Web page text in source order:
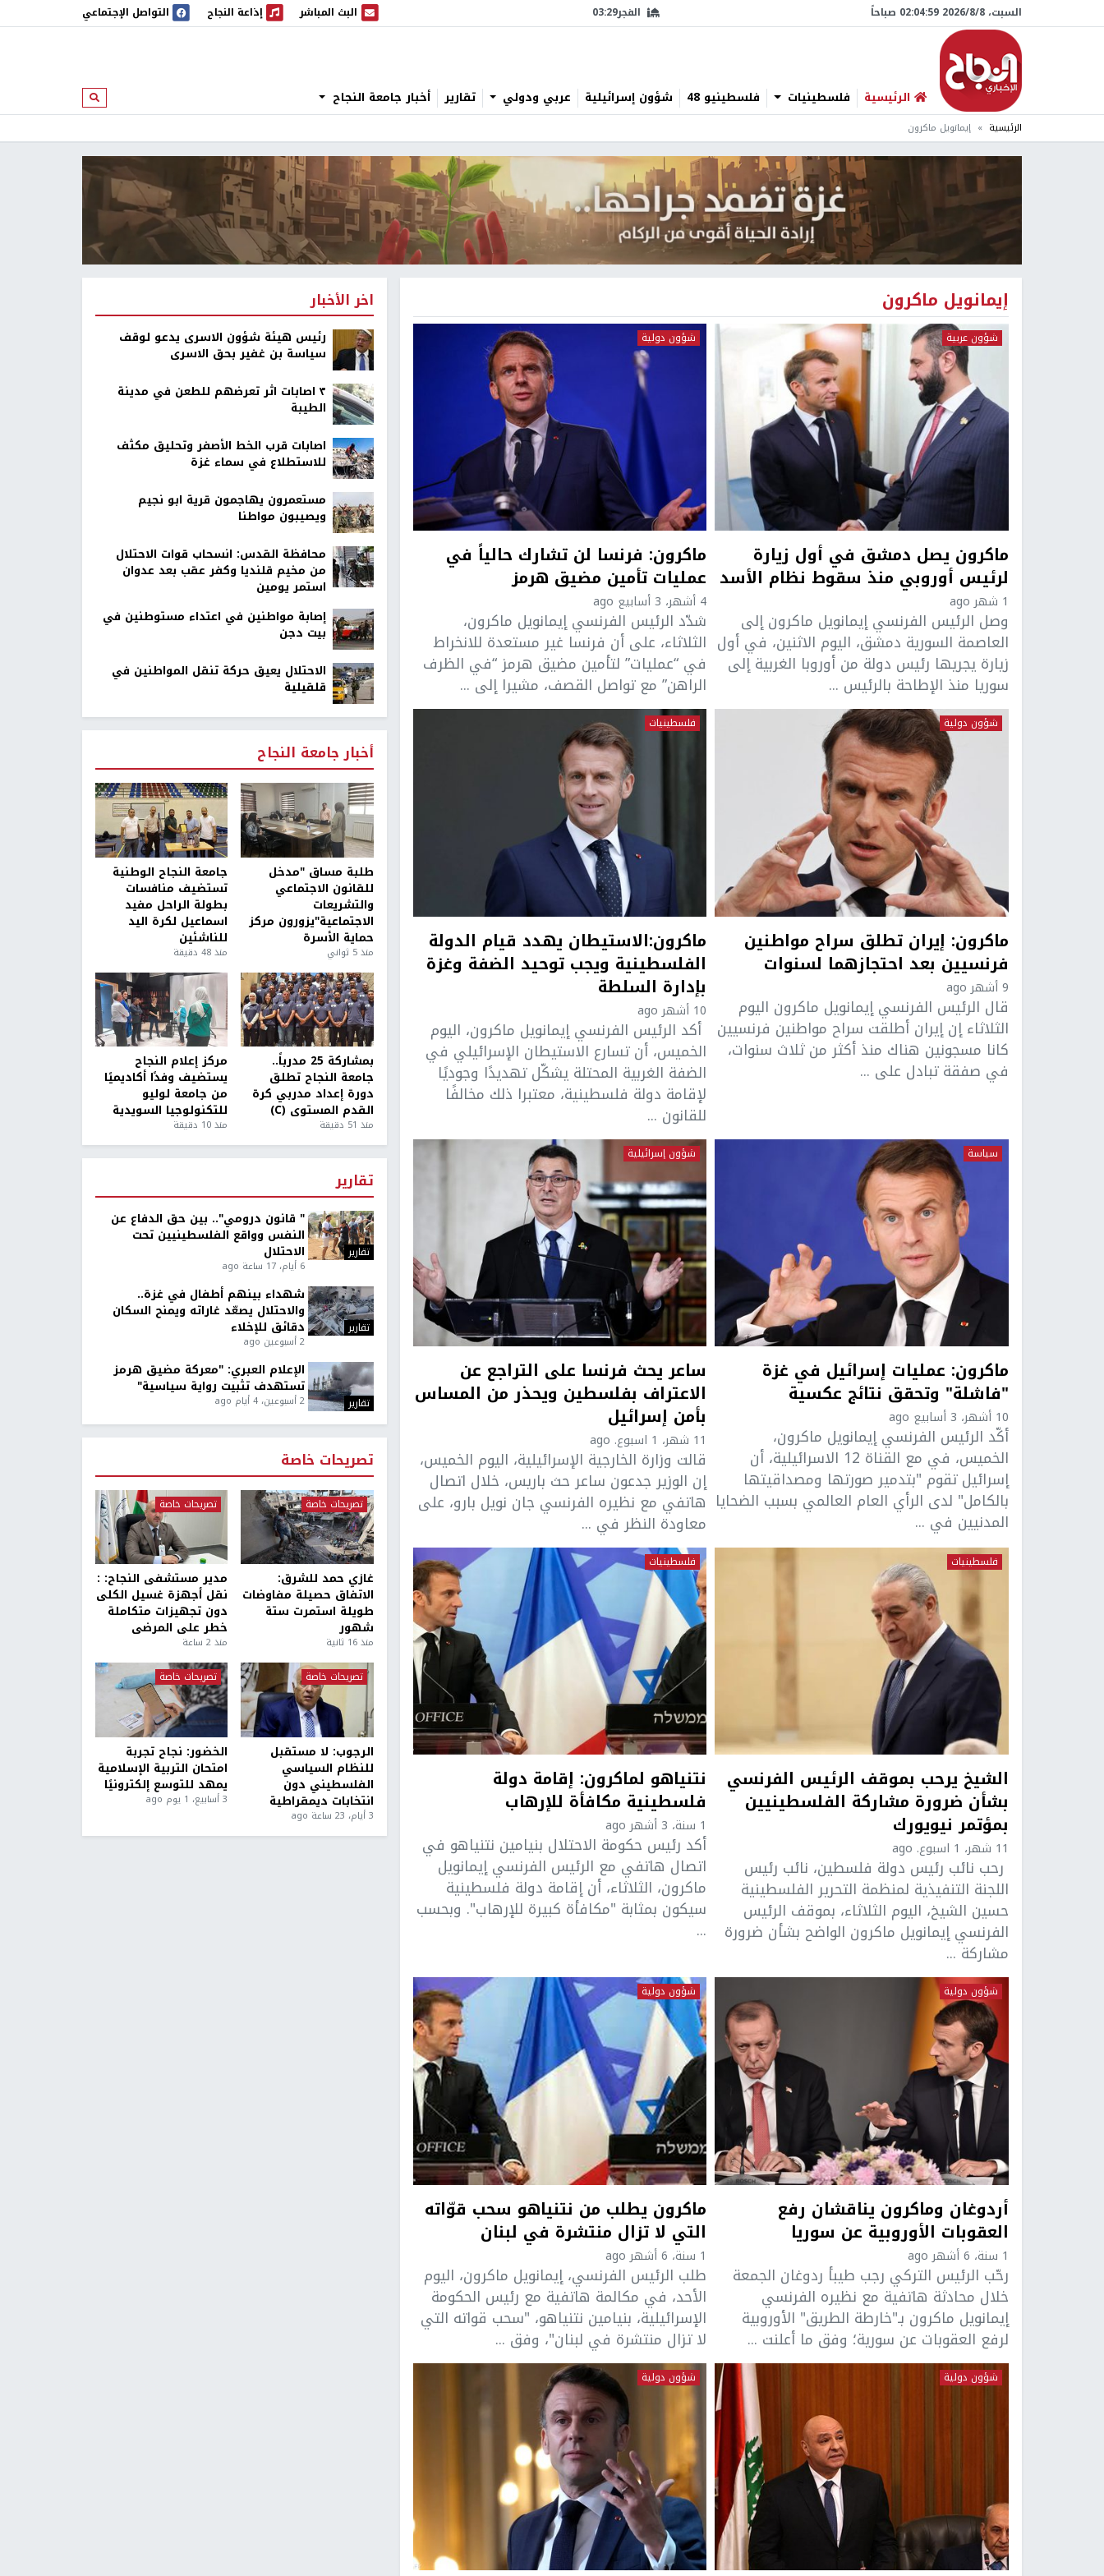
السبت، 8/‏8/‏2026 02:05:00 صباحاً الفجر03:29 البث المباشر
البث المباشر إذاعة النجاح
إذاعة النجاح التواصل الإجتماعي
الرئيسية فلسطينيات فلسطينيو 48 شؤون إسرائيلية عربي ودولي تقارير أخبار جامعة النجاح ابحث
الرئيسية إيمانويل ماكرون
إيمانويل ماكرون
شؤون عربية
ماكرون يصل دمشق في أول زيارة
لرئيس أوروبي منذ سقوط نظام الأسد
1 شهر ago
وصل الرئيس الفرنسي إيمانويل ماكرون إلى
العاصمة السورية دمشق، اليوم الاثنين، في أول
زيارة يجريها رئيس دولة من أوروبا الغربية إلى
سوريا منذ الإطاحة بالرئيس ...
شؤون دولية
ماكرون: فرنسا لن تشارك حالياً في
عمليات تأمين مضيق هرمز
4 أشهر، 3 أسابيع ago
شدّد الرئيس الفرنسي إيمانويل ماكرون،
الثلاثاء، على أن فرنسا غير مستعدة للانخراط
في “عمليات” لتأمين مضيق هرمز “في الظرف
الراهن” مع تواصل القصف، مشيرا إلى ...
شؤون دولية
ماكرون: إيران تطلق سراح مواطنين
فرنسيين بعد احتجازهما لسنوات
9 أشهر ago
قال الرئيس الفرنسي إيمانويل ماكرون اليوم
الثلاثاء إن إيران أطلقت سراح مواطنين فرنسيين
كانا مسجونين هناك منذ أكثر من ثلاث سنوات،
في صفقة تبادل على ...
فلسطينيات
ماكرون:الاستيطان يهدد قيام الدولة
الفلسطينية ويجب توحيد الضفة وغزة
بإدارة السلطة
10 أشهر ago
أكد الرئيس الفرنسي إيمانويل ماكرون، اليوم
الخميس، أن تسارع الاستيطان الإسرائيلي في
الضفة الغربية المحتلة يشكّل تهديدًا وجوديًا
لإقامة دولة فلسطينية، معتبرا ذلك مخالفًا
للقانون ...
سياسة
ماكرون: عمليات إسرائيل في غزة
"فاشلة" وتحقق نتائج عكسية
10 أشهر، 3 أسابيع ago
أكّد الرئيس الفرنسي إيمانويل ماكرون،
الخميس، في مع القناة 12 الاسرائيلية، أن
إسرائيل تقوم "بتدمير صورتها ومصداقيتها
بالكامل" لدى الرأي العام العالمي بسبب الضحايا
المدنيين في ...
شؤون إسرائيلية
ساعر يحث فرنسا على التراجع عن
الاعتراف بفلسطين ويحذر من المساس
بأمن إسرائيل
11 شهر، 1 اسبوع. ago
قالت وزارة الخارجية الإسرائيلية، اليوم الخميس،
إن الوزير جدعون ساعر حث باريس، خلال اتصال
هاتفي مع نظيره الفرنسي جان نويل بارو، على
معاودة النظر في ...
فلسطينيات
الشيخ يرحب بموقف الرئيس الفرنسي
بشأن ضرورة مشاركة الفلسطينيين
بمؤتمر نيويورك
11 شهر، 1 اسبوع. ago
رحب نائب رئيس دولة فلسطين، نائب رئيس
اللجنة التنفيذية لمنظمة التحرير الفلسطينية
حسين الشيخ، اليوم الثلاثاء، بموقف الرئيس
الفرنسي إيمانويل ماكرون الواضح بشأن ضرورة
مشاركة ...
فلسطينيات
نتنياهو لماكرون: إقامة دولة
فلسطينية مكافأة للإرهاب
1 سنة، 3 أشهر ago
أكد رئيس حكومة الاحتلال بنيامين نتنياهو في
اتصال هاتفي مع الرئيس الفرنسي إيمانويل
ماكرون، الثلاثاء، أن إقامة دولة فلسطينية
سيكون بمثابة "مكافأة كبيرة للإرهاب". وبحسب
...
شؤون دولية
أردوغان وماكرون يناقشان رفع
العقوبات الأوروبية عن سوريا
1 سنة، 6 أشهر ago
رحّب الرئيس التركي رجب طيبأ ردوغان الجمعة
خلال محادثة هاتفية مع نظيره الفرنسي
إيمانويل ماكرون بـ"خارطة الطريق" الأوروبية
لرفع العقوبات عن سورية؛ وفق ما أعلنت ...
شؤون دولية
ماكرون يطلب من نتنياهو سحب قوّاته
التي لا تزال منتشرة في لبنان
1 سنة، 6 أشهر ago
طلب الرئيس الفرنسي، إيمانويل ماكرون، اليوم
الأحد، في مكالمة هاتفية مع رئيس الحكومة
الإسرائيلية، بنيامين نتنياهو، "سحب قواته التي
لا تزال منتشرة في لبنان"، وفق ...
شؤون دولية شؤون دولية
اخر الأخبار
رئيس هيئة شؤون الاسرى يدعو لوقف
سياسة بن غفير بحق الاسرى
٣ اصابات اثر تعرضهم للطعن في مدينة
الطيبة
اصابات قرب الخط الأصفر وتحليق مكثف
للاستطلاع في سماء غزة
مستعمرون يهاجمون قرية ابو نجيم
ويصيبون مواطنا
محافظة القدس: انسحاب قوات الاحتلال
من مخيم قلنديا وكفر عقب بعد عدوان
استمر يومين
إصابة مواطنين في اعتداء مستوطنين في
بيت دجن
الاحتلال يعيق حركة تنقل المواطنين في
قلقيلية
أخبار جامعة النجاح
طلبة مساق "مدخل
للقانون الاجتماعي
والتشريعات
الاجتماعية"يزورون مركز
حماية الأسرة
منذ 5 ثواني
جامعة النجاح الوطنية
تستضيف منافسات
بطولة الراحل مفيد
اسماعيل لكرة اليد
للناشئين
منذ 48 دقيقة
بمشاركة 25 مدرباً..
جامعة النجاح تطلق
دورة إعداد مدربي كرة
القدم المستوى (C)
منذ 51 دقيقة
مركز إعلام النجاح
يستضيف وفدًا أكاديميًا
من جامعة لوليو
للتكنولوجيا السويدية
منذ 10 دقيقة
تقارير
تقارير
" قانون درومي".. بين حق الدفاع عن
النفس وواقع الفلسطينيين تحت
الاحتلال
6 أيام، 17 ساعة ago
تقارير
شهداء بينهم أطفال في غزة..
والاحتلال يصعّد غاراته ويمنح السكان
دقائق للإخلاء
2 أسبوعين ago
تقارير
الإعلام العبري: "معركة مضيق هرمز
تستهدف تثبيت رواية سياسية"
2 أسبوعين، 4 أيام ago
تصريحات خاصة
تصريحات خاصة
غازي حمد للشرق:
الاتفاق حصيلة مفاوضات
طويلة استمرت ستة
شهور
منذ 16 ثانية
تصريحات خاصة
مدير مستشفى النجاح: :
نقل أجهزة غسيل الكلى
دون تجهيزات متكاملة
خطر على المرضى
منذ 2 ساعة
تصريحات خاصة
الرجوب: لا مستقبل
للنظام السياسي
الفلسطيني دون
انتخابات ديمقراطية
3 أيام، 23 ساعة ago
تصريحات خاصة
الخضور: نجاح تجربة
امتحان التربية الإسلامية
يمهد للتوسع إلكترونيًا
3 أسابيع، 1 يوم ago